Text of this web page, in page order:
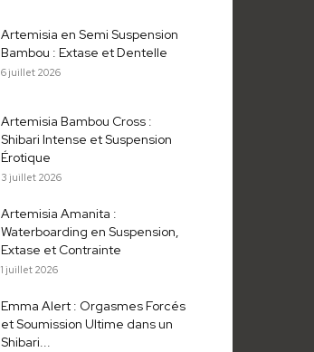
Artemisia en Semi Suspension
Bambou : Extase et Dentelle
6 juillet 2026
Artemisia Bambou Cross :
Shibari Intense et Suspension
Érotique
3 juillet 2026
Artemisia Amanita :
Waterboarding en Suspension,
Extase et Contrainte
1 juillet 2026
Emma Alert : Orgasmes Forcés
et Soumission Ultime dans un
Shibari...